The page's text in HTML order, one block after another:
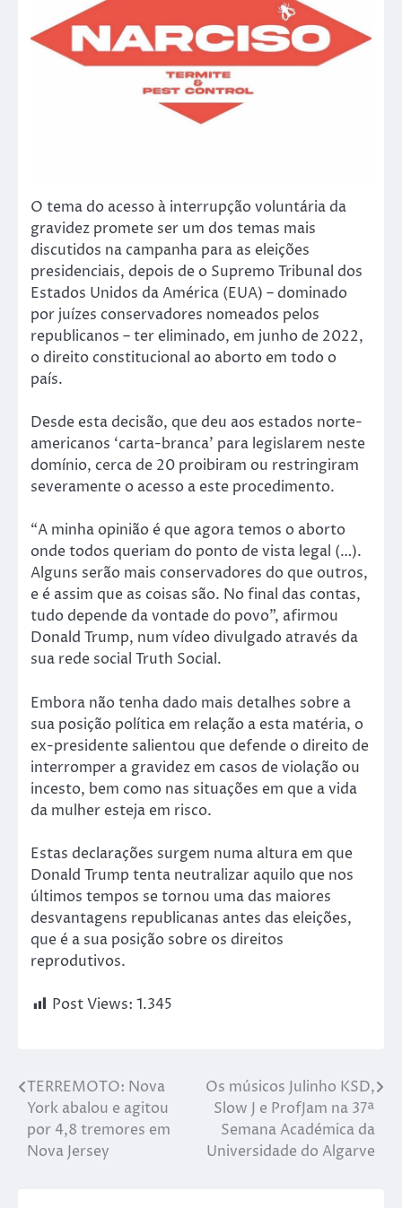
O tema do acesso à interrupção voluntária da
gravidez promete ser um dos temas mais
discutidos na campanha para as eleições
presidenciais, depois de o Supremo Tribunal dos
Estados Unidos da América (EUA) – dominado
por juízes conservadores nomeados pelos
republicanos – ter eliminado, em junho de 2022,
o direito constitucional ao aborto em todo o
país.
Desde esta decisão, que deu aos estados norte-
americanos ‘carta-branca’ para legislarem neste
domínio, cerca de 20 proibiram ou restringiram
severamente o acesso a este procedimento.
“A minha opinião é que agora temos o aborto
onde todos queriam do ponto de vista legal (…).
Alguns serão mais conservadores do que outros,
e é assim que as coisas são. No final das contas,
tudo depende da vontade do povo”, afirmou
Donald Trump, num vídeo divulgado através da
sua rede social Truth Social.
Embora não tenha dado mais detalhes sobre a
sua posição política em relação a esta matéria, o
ex-presidente salientou que defende o direito de
interromper a gravidez em casos de violação ou
incesto, bem como nas situações em que a vida
da mulher esteja em risco.
Estas declarações surgem numa altura em que
Donald Trump tenta neutralizar aquilo que nos
últimos tempos se tornou uma das maiores
desvantagens republicanas antes das eleições,
que é a sua posição sobre os direitos
reprodutivos.
Post Views: 1.345
TERREMOTO: Nova
York abalou e agitou
por 4,8 tremores em
Nova Jersey
Os músicos Julinho KSD,
Slow J e ProfJam na 37ª
Semana Académica da
Universidade do Algarve